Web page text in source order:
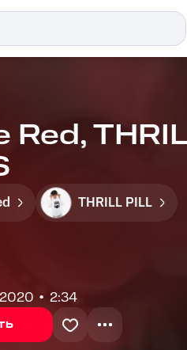
Red,
THRILL PILL
2020 2:34